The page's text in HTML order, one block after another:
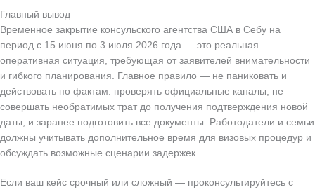
Главный вывод
Временное закрытие консульского агентства США в Себу на
период с 15 июня по 3 июля 2026 года — это реальная
оперативная ситуация, требующая от заявителей внимательности
и гибкого планирования. Главное правило — не паниковать и
действовать по фактам: проверять официальные каналы, не
совершать необратимых трат до получения подтверждения новой
даты, и заранее подготовить все документы. Работодатели и семьи
должны учитывать дополнительное время для визовых процедур и
обсуждать возможные сценарии задержек.
Если ваш кейс срочный или сложный — проконсультируйтесь с